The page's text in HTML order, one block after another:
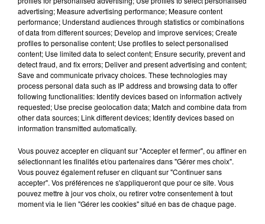
d’une valeur de 6 000€.
Pour les inscriptions, ça se passeici
Musique
7 août 2026
Julien Lieb s’essaye à la vie de chatelain
advertising; Measure advertising performance; Measure content
performance; Understand audiences through statistics or combinations
of data from different sources; Develop and improve services; Create
profiles to personalise content; Use profiles to select personalised
content; Use limited data to select content; Ensure security, prevent and
detect fraud, and fix errors; Deliver and present advertising and content;
Save and communicate privacy choices. These technologies may
process personal data such as IP address and browsing data to offer
following functionalities: Identify devices based on information actively
requested; Use precise geolocation data; Match and combine data from
other data sources; Link different devices; Identify devices based on
information transmitted automatically.
Vous pouvez accepter en cliquant sur "Accepter et fermer", ou affiner en
sélectionnant les finalités et/ou partenaires dans "Gérer mes choix".
Vous pouvez également refuser en cliquant sur "Continuer sans
accepter". Vos préférences ne s'appliqueront que pour ce site. Vous
pouvez mettre à jour vos choix, ou retirer votre consentement à tout
moment via le lien "Gérer les cookies" situé en bas de chaque page.